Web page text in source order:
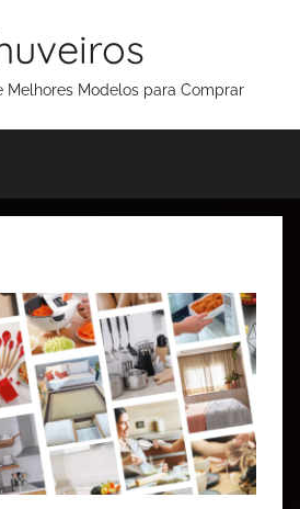
Melhores Modelos para Comprar